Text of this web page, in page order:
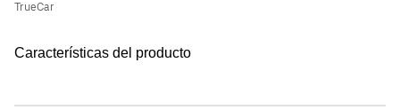
TrueCar
Características del producto